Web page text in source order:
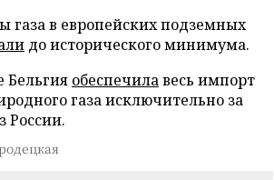
газа в европейских подземных
до исторического минимума.
Бельгия обеспечилавесь импорт
газа исключительно за
России.